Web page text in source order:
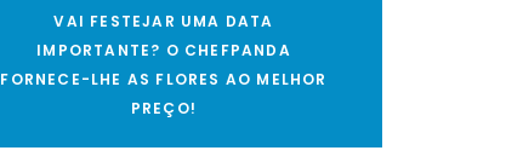
VAI FESTEJAR UMA DATA
IMPORTANTE? O CHEFPANDA
FORNECE-LHE AS FLORES AO MELHOR
PREÇO!